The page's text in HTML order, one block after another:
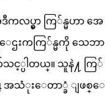
ကလပ္မွာ ကြ်န္မဟာ အေ
သူေဌးကကြ်န္မကို သေဘာ
ပါတယ္။ သူနဲ႔ ကြ်
အသံုးေတာ္ခံ ျဖစ္ေ